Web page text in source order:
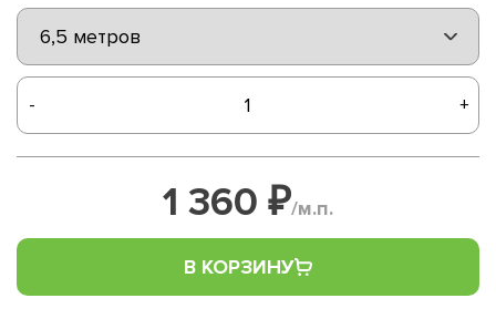
- +
1 360 ₽/м.п.
В КОРЗИНУ